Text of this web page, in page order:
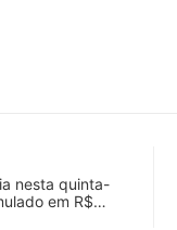
nesta quinta-
em R$…